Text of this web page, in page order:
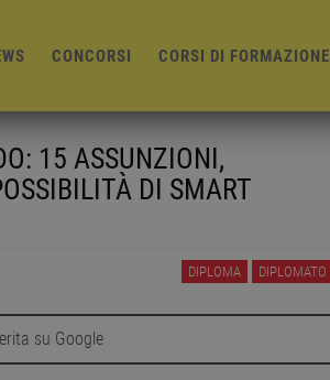
CONCORSI CORSI DI FORMAZIONE
15 ASSUNZIONI,
DI SMART
DIPLOMA DIPLOMATO
su Google